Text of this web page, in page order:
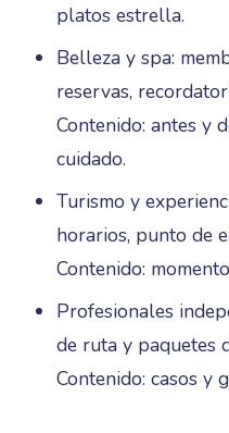
platos estrella.
Belleza y spa:
reservas,
Contenido: antes y
cuidado.
Turismo y
horarios, punto de
Contenido:
Profesionales
de ruta y paquetes
Contenido: casos y